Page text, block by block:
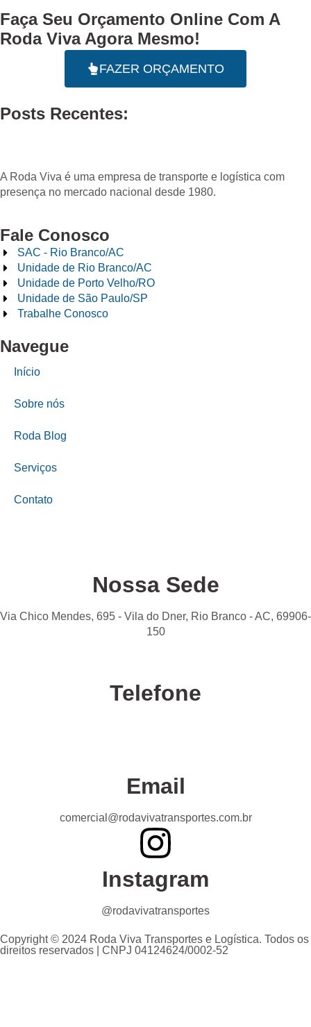
Faça Seu Orçamento Online Com A
Roda Viva Agora Mesmo!
FAZER ORÇAMENTO
Posts Recentes:
A Roda Viva é uma empresa de transporte e logística com
presença no mercado nacional desde 1980.
Fale Conosco
SAC - Rio Branco/AC
Unidade de Rio Branco/AC
Unidade de Porto Velho/RO
Unidade de São Paulo/SP
Trabalhe Conosco
Navegue
Início
Sobre nós
Roda Blog
Serviços
Contato
Nossa Sede
Via Chico Mendes, 695 - Vila do Dner, Rio Branco - AC, 69906-
150
Telefone
Email
comercial@rodavivatransportes.com.br
Instagram
@rodavivatransportes
Copyright © 2024 Roda Viva Transportes e Logística. Todos os
direitos reservados | CNPJ 04124624/0002-52